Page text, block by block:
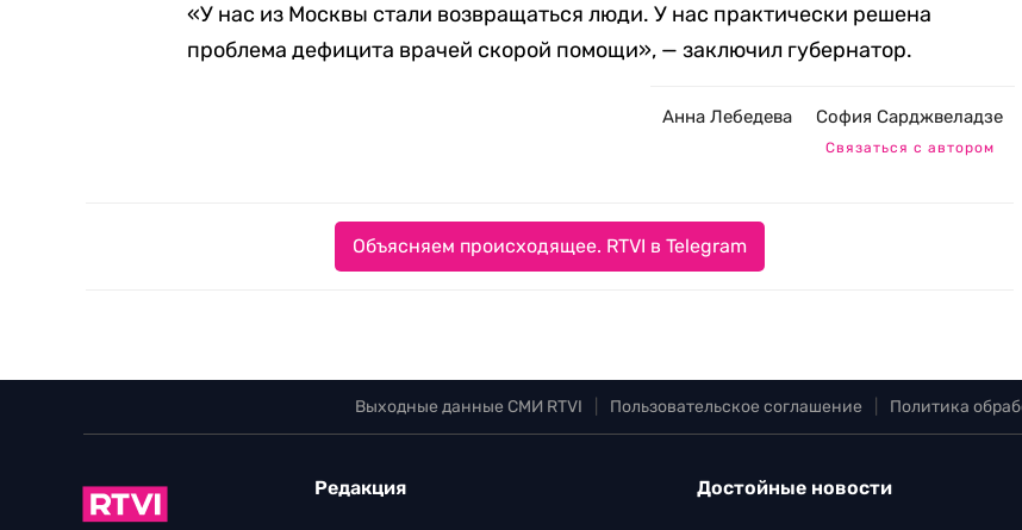
«У нас из Москвы стали возвращаться люди. У нас практически решена
проблема дефицита врачей скорой помощи», — заключил губернатор.
Анна Лебедева София Сарджвеладзе
Связаться с автором
Объясняем происходящее. RTVI в Telegram
Выходные данные СМИ RTVI Пользовательское соглашение Политика
Редакция Достойные новости